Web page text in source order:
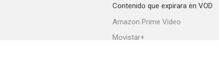
Contenido que expirara en VOD
Amazon Prime Video
Movistar+